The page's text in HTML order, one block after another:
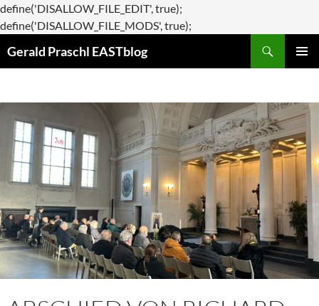
define('DISALLOW_FILE_EDIT', true);
define('DISALLOW_FILE_MODS', true);
Gerald Praschl EASTblog